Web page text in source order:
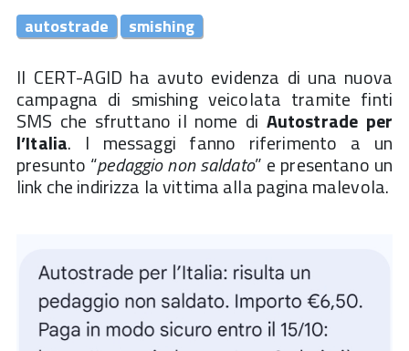
autostrade smishing
Il CERT-AGID ha avuto evidenza di una nuova
campagna di smishing veicolata tramite finti
SMS che sfruttano il nome di Autostrade per
l’Italia. I messaggi fanno riferimento a un
presunto “pedaggio non saldato” e presentano un
link che indirizza la vittima alla pagina malevola.